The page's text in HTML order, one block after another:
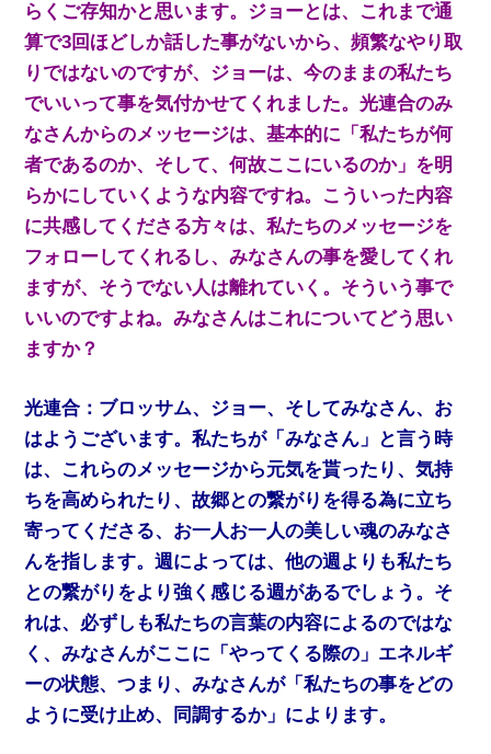
らくご存知かと思います。ジョーとは、これまで通
算で3回ほどしか話した事がないから、頻繁なやり取
りではないのですが、ジョーは、今のままの私たち
でいいって事を気付かせてくれました。光連合のみ
なさんからのメッセージは、基本的に「私たちが何
者であるのか、そして、何故ここにいるのか」を明
らかにしていくような内容ですね。こういった内容
に共感してくださる方々は、私たちのメッセージを
フォローしてくれるし、みなさんの事を愛してくれ
ますが、そうでない人は離れていく。そういう事で
いいのですよね。みなさんはこれについてどう思い
ますか？
光連合：ブロッサム、ジョー、そしてみなさん、お
はようございます。私たちが「みなさん」と言う時
は、これらのメッセージから元気を貰ったり、気持
ちを高められたり、故郷との繋がりを得る為に立ち
寄ってくださる、お一人お一人の美しい魂のみなさ
んを指します。週によっては、他の週よりも私たち
との繋がりをより強く感じる週があるでしょう。そ
れは、必ずしも私たちの言葉の内容によるのではな
く、みなさんがここに「やってくる際の」エネルギ
ーの状態、つまり、みなさんが「私たちの事をどの
ように受け止め、同調するか」によります。